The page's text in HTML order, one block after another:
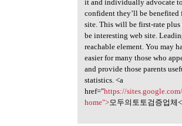
it and individually advocate
confident they’ll be benefited
site. This will be first-rate
be interesting web site.
reachable element. You may
easier for many those who
and provide those parents
statistics. <a
href="https://
home">모두의토토검증업체